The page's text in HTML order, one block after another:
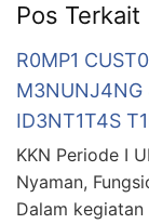
Pos Terkait
R0MP1
M3NUNJ4NG
ID3NT1T4S
KKN Periode I
Nyaman,
Dalam